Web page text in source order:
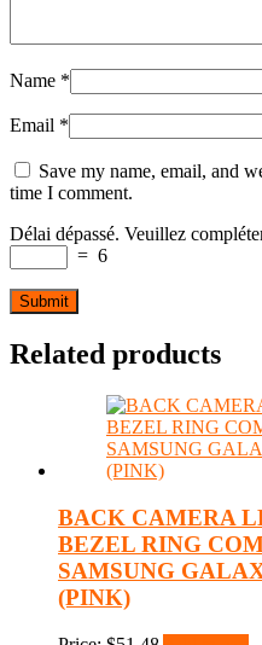
Name *
Email *
Save my name, email, and
time I comment.
Délai dépassé. Veuillez
= 6
Related products
BACK CAMERA
BEZEL RING
SAMSUNG
(PINK)